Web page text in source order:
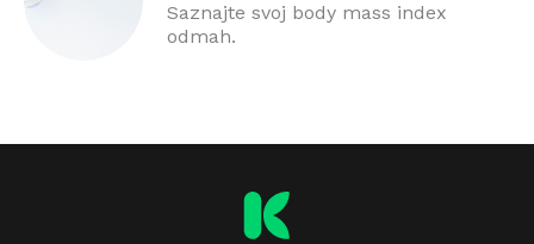
Saznajte svoj body mass index
odmah.